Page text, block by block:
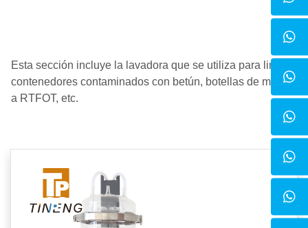
Esta sección incluye la lavadora que se utiliza para limpiar
contenedores contaminados con betún, botellas de muestr
a RTFOT, etc.